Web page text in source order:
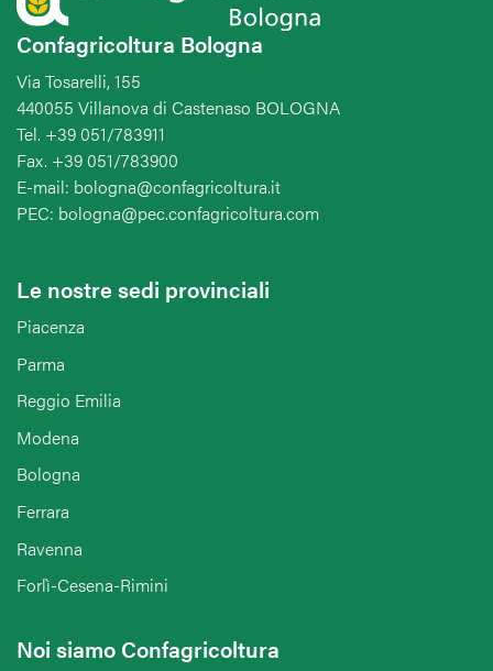
Confagricoltura Bologna
Via Tosarelli, 155
440055 Villanova di Castenaso BOLOGNA
Tel. +39 051/783911
Fax. +39 051/783900
E-mail: bologna@confagricoltura.it
PEC: bologna@pec.confagricoltura.com
Le nostre sedi provinciali
Piacenza
Parma
Reggio Emilia
Modena
Bologna
Ferrara
Ravenna
Forlì-Cesena-Rimini
Noi siamo Confagricoltura